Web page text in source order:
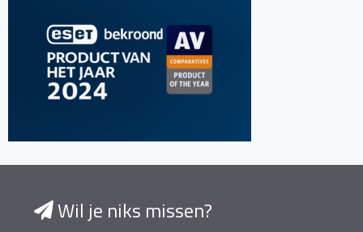
Wil je niks missen?